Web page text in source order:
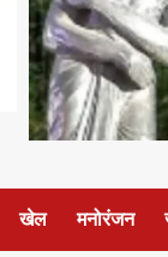
खेल मनोरंजन